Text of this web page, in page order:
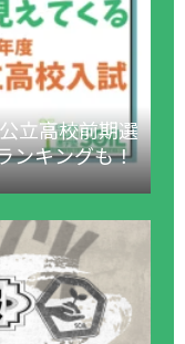
立高校前期選
ンキングも！